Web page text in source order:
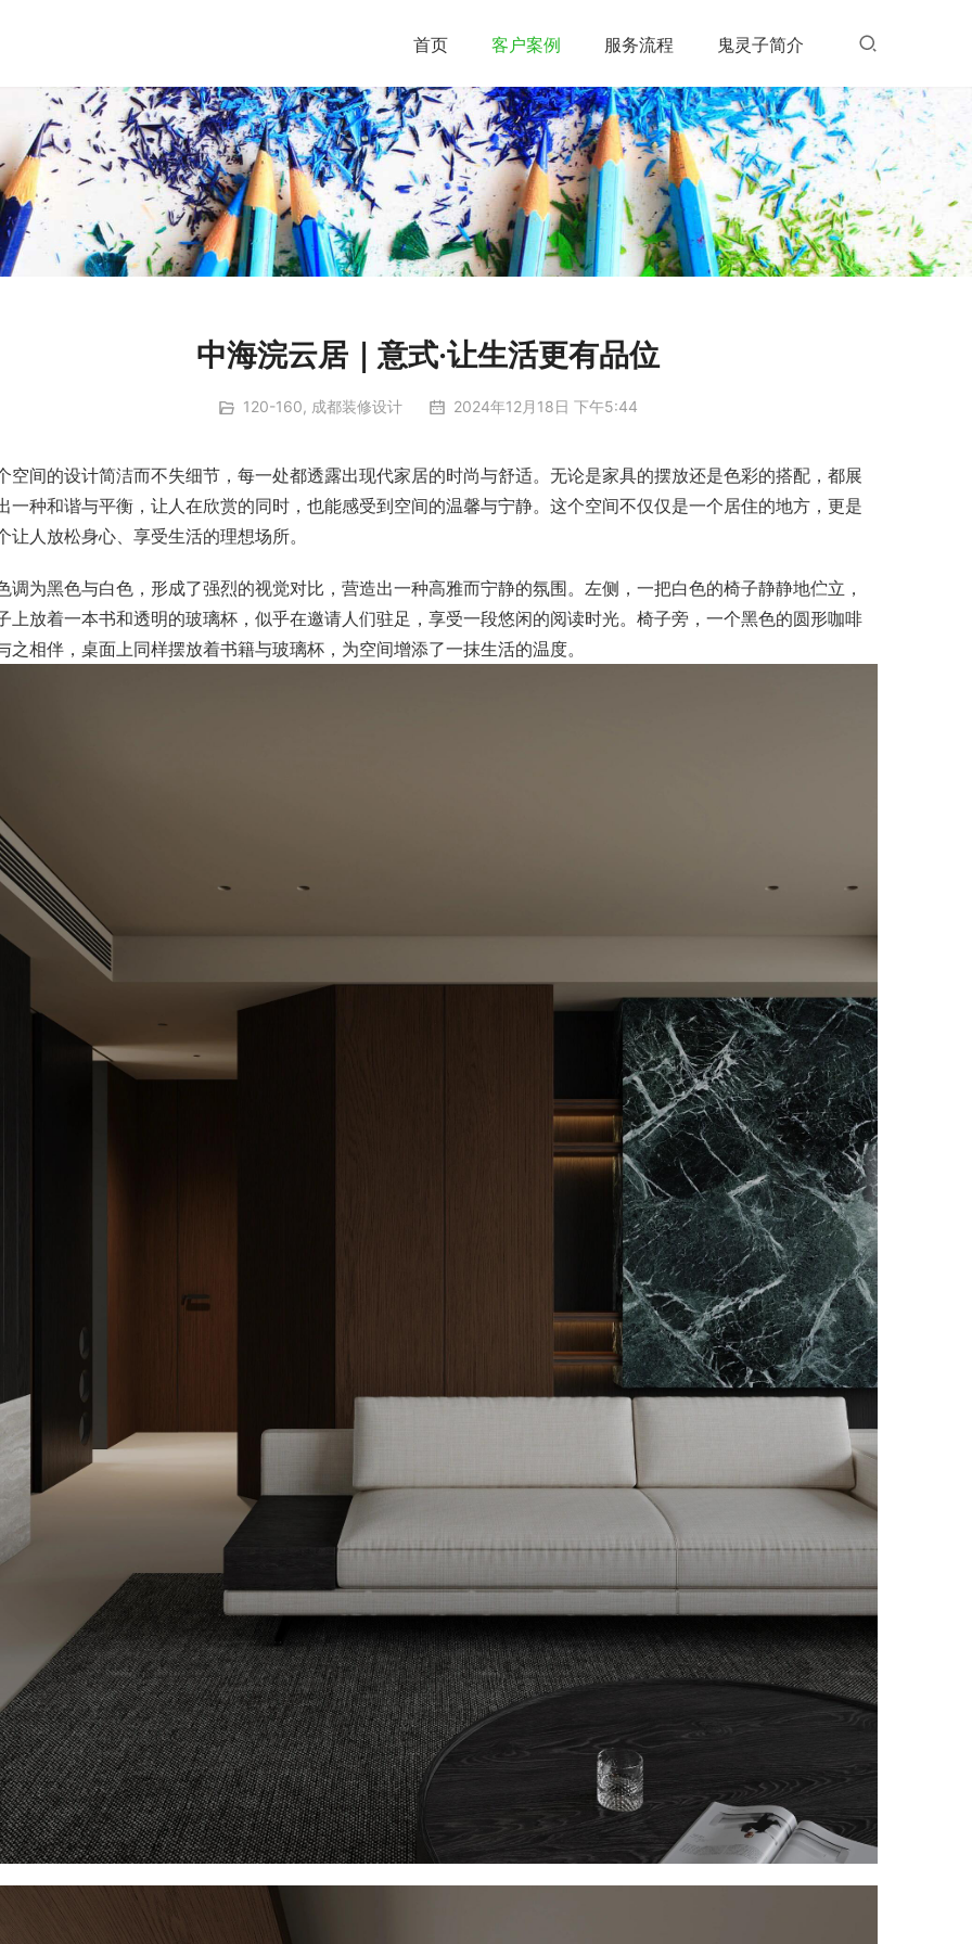
首页 客户案例 服务流程 鬼灵子简介
中海浣云居｜意式·让生活更有品位
120-160, 成都装修设计 2024年12月18日 下午5:44
空间的设计简洁而不失细节，每一处都透露出现代家居的时尚与舒适。无论是家具的摆放还是色彩的搭配，都展
一种和谐与平衡，让人在欣赏的同时，也能感受到空间的温馨与宁静。这个空间不仅仅是一个居住的地方，更是
让人放松身心、享受生活的理想场所。
调为黑色与白色，形成了强烈的视觉对比，营造出一种高雅而宁静的氛围。左侧，一把白色的椅子静静地伫立，
上放着一本书和透明的玻璃杯，似乎在邀请人们驻足，享受一段悠闲的阅读时光。椅子旁，一个黑色的圆形咖啡
之相伴，桌面上同样摆放着书籍与玻璃杯，为空间增添了一抹生活的温度。